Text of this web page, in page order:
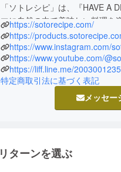
「ソトレシピ」は、『HAVE A
マに自然の中で美味しい料理を
する国内最大級のアウトドア＆
のソトレシピシェフによるキャ
掲載。さらに100名を超えるキ
の繋がりを大切にしながら、ユ
もっと楽しんでいただけるよう
SNSの総フォロワー数約40万
https://sotorecipe.com/
https://
https://www.instagram.com/
https://www.youtube.com/
特定商取引法に基づく表記
メッセー
リターンを選ぶ